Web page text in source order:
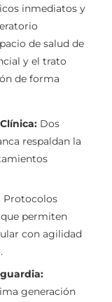
inmediatos y
de salud de
y el trato
de forma
Dos
respaldan la
Protocolos
permiten
con agilidad
generación